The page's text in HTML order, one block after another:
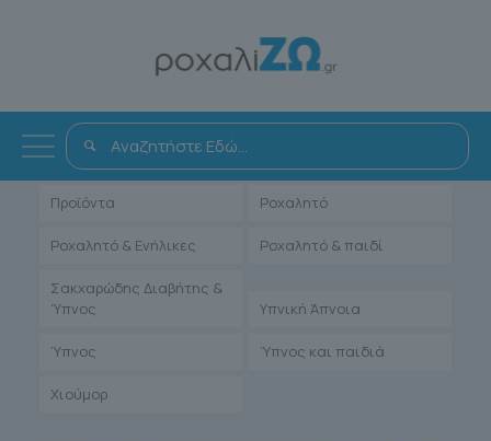
Αντιμετώπιση
Άρθρα Γιατρών Ενηλίκων
Μαρτυρίες Ιατρών
Προϊόντα Ροχαλητό
Ροχαλητό & Ενήλικες Ροχαλητό & παιδί
Σακχαρώδης Διαβήτης &
Ύπνος
Υπνική Άπνοια
Ύπνος Ύπνος και παιδιά
Χιούμορ